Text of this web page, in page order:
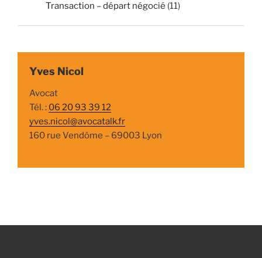
Transaction – départ négocié (11)
Yves Nicol
Avocat
Tél. : 06 20 93 39 12
yves.nicol@avocatalk.fr
160 rue Vendôme – 69003 Lyon